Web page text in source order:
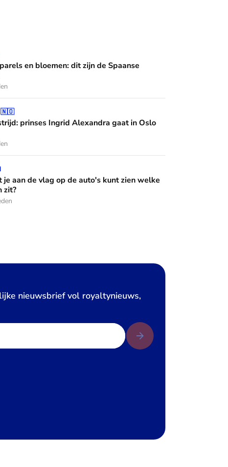
dit zijn de Spaanse diademen
en bloemen: dit zijn de Spaanse
Alexandra gaat in Oslo studeren
🇳🇴
prinses Ingrid Alexandra gaat in Oslo
op de auto's kunt zien welke Oranje erin zit?
aan de vlag op de auto's kunt zien welke
zit?
nieuwsbrief vol royaltynieuws,